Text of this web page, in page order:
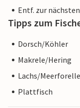
Entf. zur
Tipps zum
Dorsch/Köhler
Makrele/Hering
Lachs/Meerforelle
Plattfisch